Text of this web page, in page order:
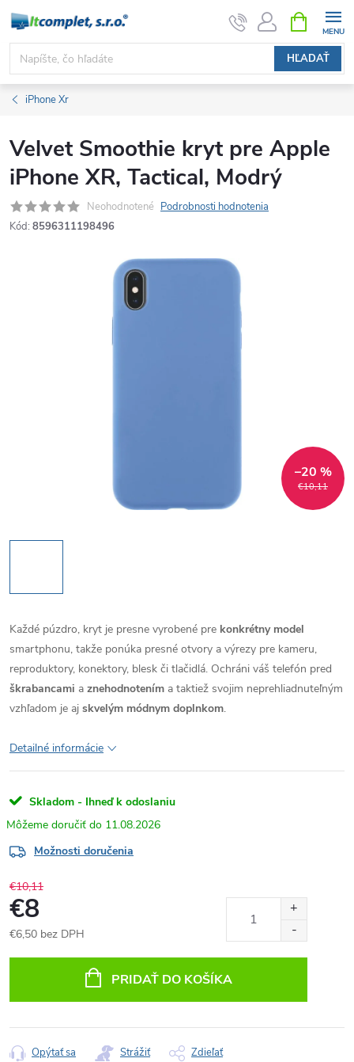
Prejsť
obsah
HĽADAŤ
KOŠÍK
iPhone Xr
Velvet Smoothie kryt pre Apple
iPhone XR, Tactical, Modrý
Neohodnotené Podrobnosti hodnotenia
Kód: 8596311198496
€10,11
–20 %
Každé púzdro, kryt je presne vyrobené pre konkrétny model
smartphonu, takže ponúka presné otvory a výrezy pre kameru,
reproduktory, konektory, blesk či tlačidlá. Ochráni váš telefón pred
škrabancami a znehodnotením a taktiež svojim neprehliadnuteľným
vzhľadom je aj skvelým módnym doplnkom.
Detailné informácie
Skladom - Ihneď k odoslaniu
11.08.2026
Možnosti doručenia
€10,11
€8
€6,50 bez DPH
PRIDAŤ DO KOŠÍKA
Opýtať sa Strážiť Zdieľať